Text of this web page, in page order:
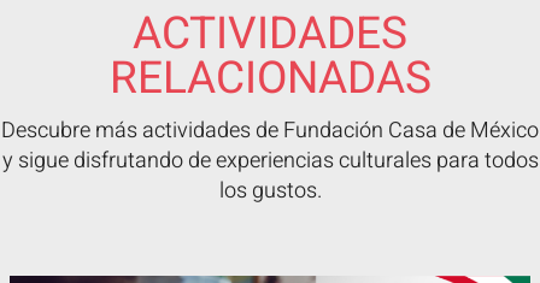
ACTIVIDADES
RELACIONADAS
Descubre más actividades de Fundación Casa de México
y sigue disfrutando de experiencias culturales para todos
los gustos.